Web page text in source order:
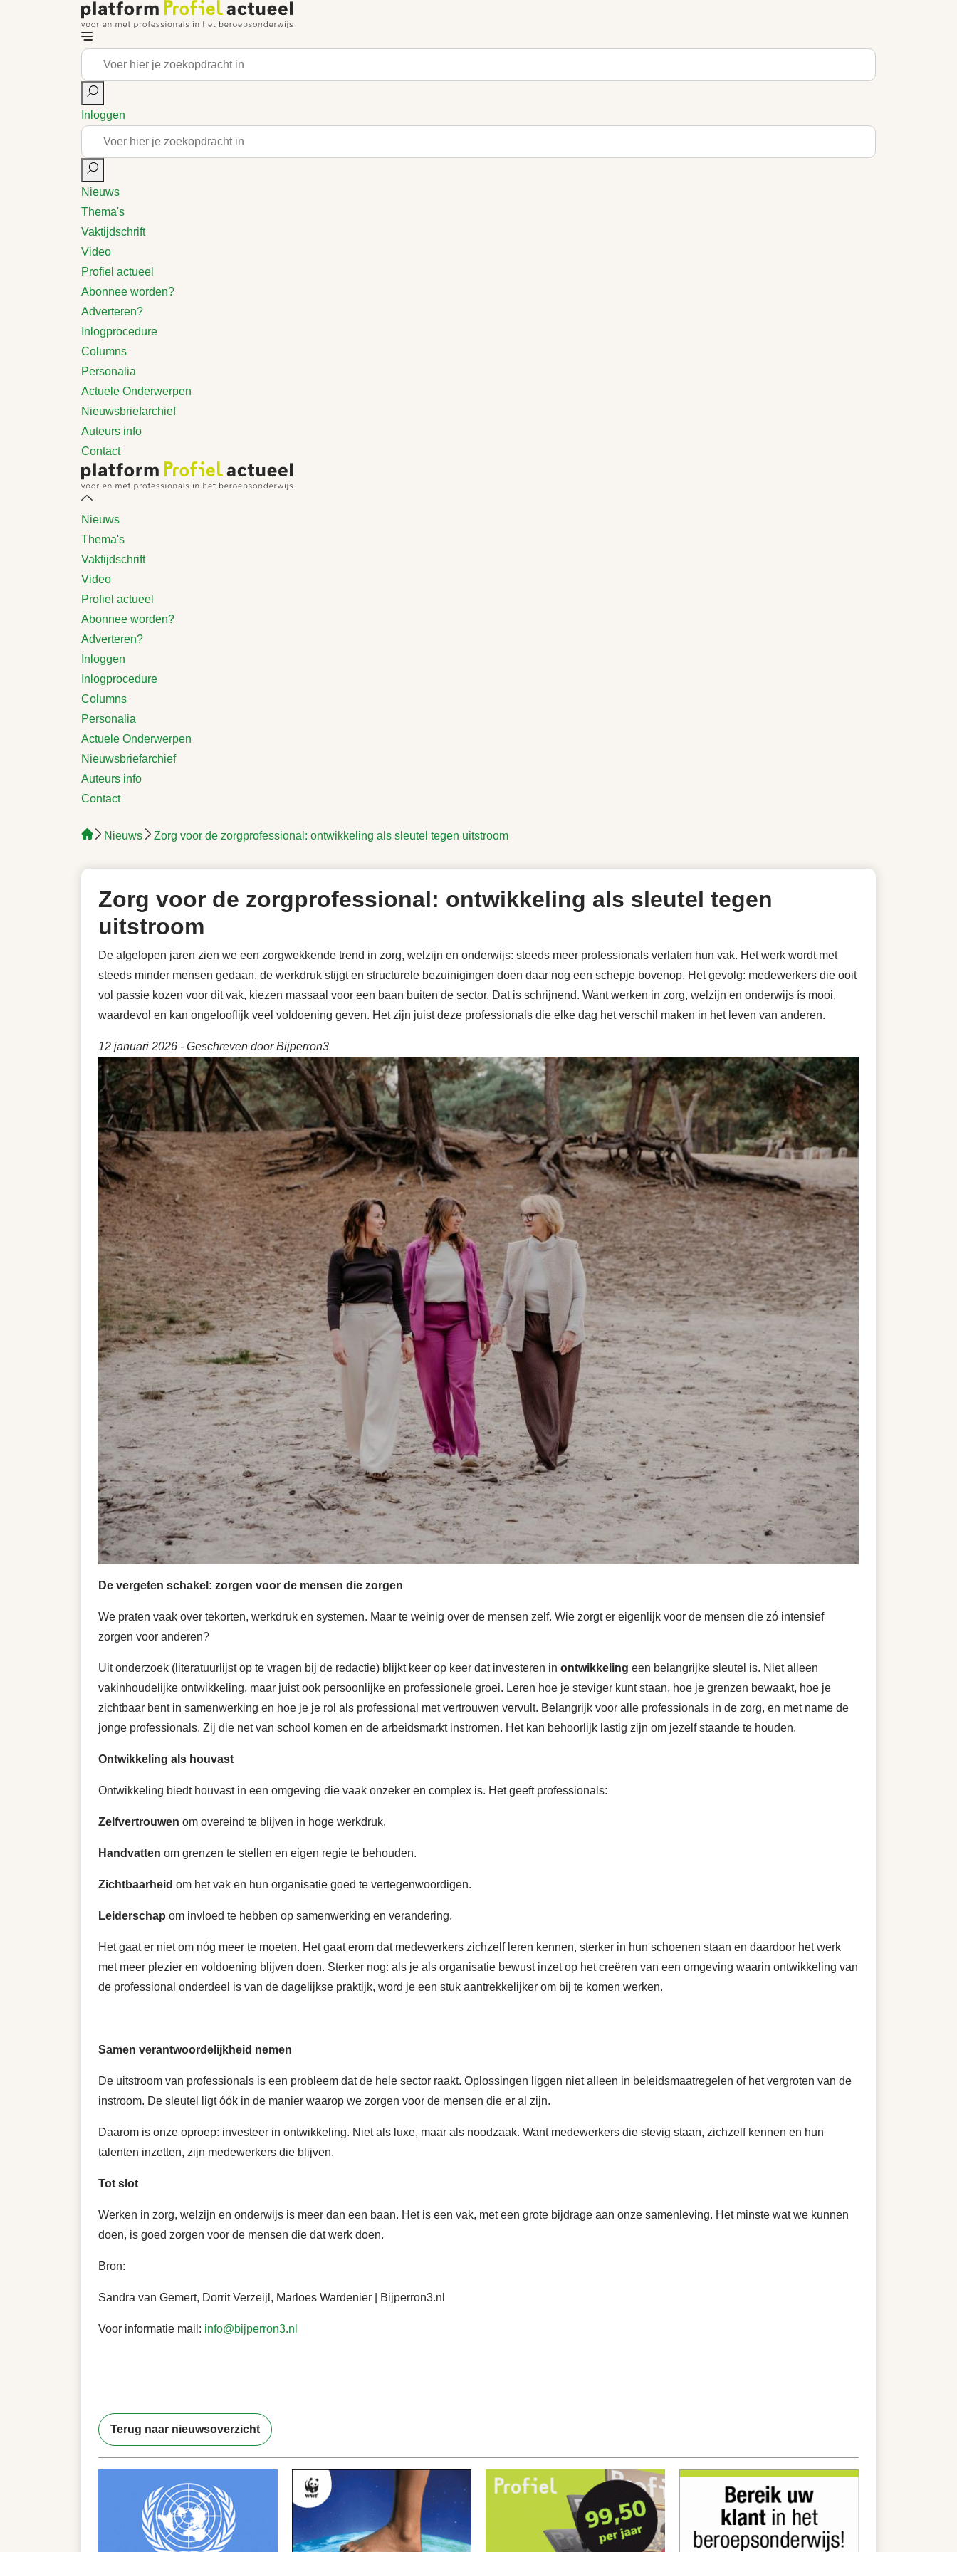
Inloggen
Nieuws
Thema's
Vaktijdschrift
Video
Profiel actueel
Abonnee worden?
Adverteren?
Inlogprocedure
Columns
Personalia
Actuele Onderwerpen
Nieuwsbriefarchief
Auteurs info
Contact
Nieuws
Thema's
Vaktijdschrift
Video
Profiel actueel
Abonnee worden?
Adverteren?
Inloggen
Inlogprocedure
Columns
Personalia
Actuele Onderwerpen
Nieuwsbriefarchief
Auteurs info
Contact
Nieuws Zorg voor de zorgprofessional: ontwikkeling als sleutel tegen uitstroom
Zorg voor de zorgprofessional: ontwikkeling als sleutel tegen
uitstroom
De afgelopen jaren zien we een zorgwekkende trend in zorg, welzijn en onderwijs: steeds meer professionals verlaten hun vak. Het werk wordt met
steeds minder mensen gedaan, de werkdruk stijgt en structurele bezuinigingen doen daar nog een schepje bovenop. Het gevolg: medewerkers die ooit
vol passie kozen voor dit vak, kiezen massaal voor een baan buiten de sector. Dat is schrijnend. Want werken in zorg, welzijn en onderwijs ís mooi,
waardevol en kan ongelooflijk veel voldoening geven. Het zijn juist deze professionals die elke dag het verschil maken in het leven van anderen.
12 januari 2026 - Geschreven door Bijperron3
De vergeten schakel: zorgen voor de mensen die zorgen
We praten vaak over tekorten, werkdruk en systemen. Maar te weinig over de mensen zelf. Wie zorgt er eigenlijk voor de mensen die zó intensief
zorgen voor anderen?
Uit onderzoek (literatuurlijst op te vragen bij de redactie) blijkt keer op keer dat investeren in ontwikkeling een belangrijke sleutel is. Niet alleen
vakinhoudelijke ontwikkeling, maar juist ook persoonlijke en professionele groei. Leren hoe je steviger kunt staan, hoe je grenzen bewaakt, hoe je
zichtbaar bent in samenwerking en hoe je je rol als professional met vertrouwen vervult. Belangrijk voor alle professionals in de zorg, en met name de
jonge professionals. Zij die net van school komen en de arbeidsmarkt instromen. Het kan behoorlijk lastig zijn om jezelf staande te houden.
Ontwikkeling als houvast
Ontwikkeling biedt houvast in een omgeving die vaak onzeker en complex is. Het geeft professionals:
Zelfvertrouwen om overeind te blijven in hoge werkdruk.
Handvatten om grenzen te stellen en eigen regie te behouden.
Zichtbaarheid om het vak en hun organisatie goed te vertegenwoordigen.
Leiderschap om invloed te hebben op samenwerking en verandering.
Het gaat er niet om nóg meer te moeten. Het gaat erom dat medewerkers zichzelf leren kennen, sterker in hun schoenen staan en daardoor het werk
met meer plezier en voldoening blijven doen. Sterker nog: als je als organisatie bewust inzet op het creëren van een omgeving waarin ontwikkeling van
de professional onderdeel is van de dagelijkse praktijk, word je een stuk aantrekkelijker om bij te komen werken.
Samen verantwoordelijkheid nemen
De uitstroom van professionals is een probleem dat de hele sector raakt. Oplossingen liggen niet alleen in beleidsmaatregelen of het vergroten van de
instroom. De sleutel ligt óók in de manier waarop we zorgen voor de mensen die er al zijn.
Daarom is onze oproep: investeer in ontwikkeling. Niet als luxe, maar als noodzaak. Want medewerkers die stevig staan, zichzelf kennen en hun
talenten inzetten, zijn medewerkers die blijven.
Tot slot
Werken in zorg, welzijn en onderwijs is meer dan een baan. Het is een vak, met een grote bijdrage aan onze samenleving. Het minste wat we kunnen
doen, is goed zorgen voor de mensen die dat werk doen.
Bron:
Sandra van Gemert, Dorrit Verzeijl, Marloes Wardenier | Bijperron3.nl
Voor informatie mail: info@bijperron3.nl
Terug naar nieuwsoverzicht